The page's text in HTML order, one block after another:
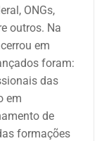
ONGs,
outros. Na
em
foram:
das
em
de
formações